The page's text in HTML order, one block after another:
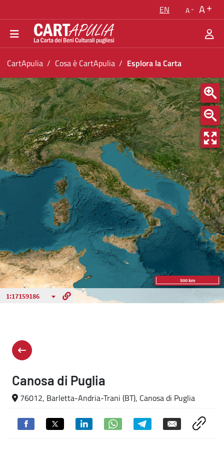
Go to navigation menu
Go to content
Go to the footer
EN A A
You are in:
CartApulia Cosa è CartApulia Esplora la Carta
Esplora la Carta
Canosa di Puglia
76012, Barletta-Andria-Trani (BT), Canosa di Puglia